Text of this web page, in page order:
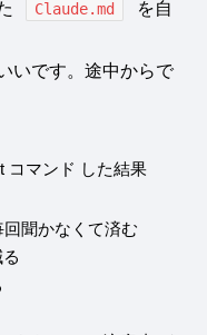
Claude.md
を自
いです。途中からで
コマンド した結果
聞かなくて済む